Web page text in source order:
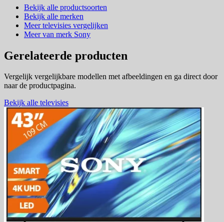
Bekijk alle productsoorten
Bekijk alle merken
Meer televisies vergelijken
Meer van merk Sony
Gerelateerde producten
Vergelijk vergelijkbare modellen met afbeeldingen en ga direct door
naar de productpagina.
Bekijk alle televisies